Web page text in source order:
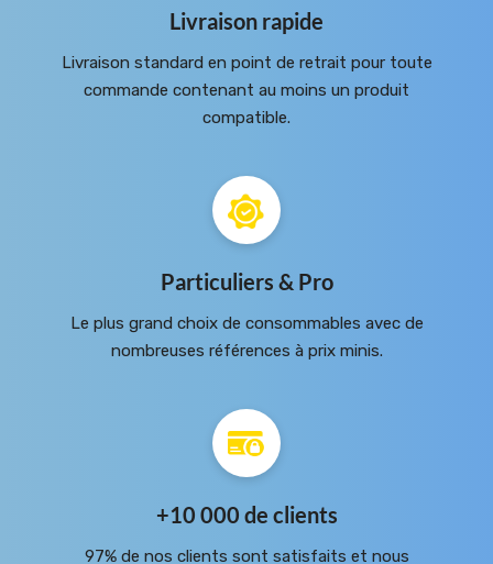
Livraison rapide
Livraison standard en point de retrait pour toute
commande contenant au moins un produit
compatible.
Particuliers & Pro
Le plus grand choix de consommables avec de
nombreuses références à prix minis.
+10 000 de clients
97% de nos clients sont satisfaits et nous